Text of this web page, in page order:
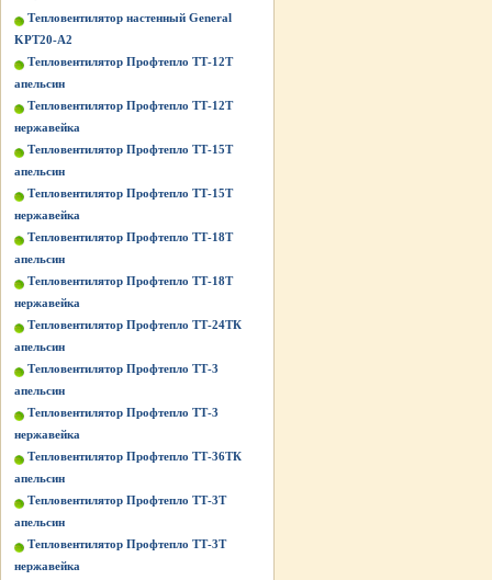
Тепловентилятор настенный General
KPT20-A2
Тепловентилятор Профтепло ТТ-12Т
апельсин
Тепловентилятор Профтепло ТТ-12Т
нержавейка
Тепловентилятор Профтепло ТТ-15Т
апельсин
Тепловентилятор Профтепло ТТ-15Т
нержавейка
Тепловентилятор Профтепло ТТ-18Т
апельсин
Тепловентилятор Профтепло ТТ-18Т
нержавейка
Тепловентилятор Профтепло ТТ-24ТК
апельсин
Тепловентилятор Профтепло ТТ-3
апельсин
Тепловентилятор Профтепло ТТ-3
нержавейка
Тепловентилятор Профтепло ТТ-36ТК
апельсин
Тепловентилятор Профтепло ТТ-3Т
апельсин
Тепловентилятор Профтепло ТТ-3Т
нержавейка